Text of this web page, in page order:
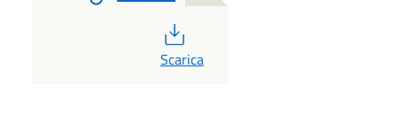
PDF
Scarica